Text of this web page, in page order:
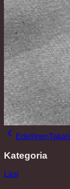
Edellinen
Kategoria
Lasi